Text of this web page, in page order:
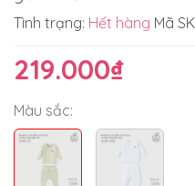
Tình trạng: Hết hàng Mã
219.000₫
Màu sắc: